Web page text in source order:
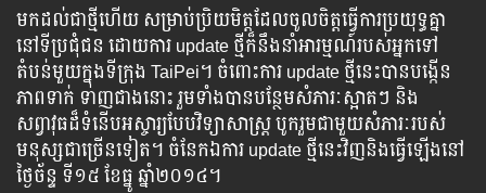
មកដល់ជាថ្មីហើយ សម្រាប់ប្រិយមិត្តដែលចូលចិត្តធ្វើការប្រយុទ្ធគ្នា​
នៅទី​ប្រជុំ​ជន​ ​ដោយ​ការ​ update ​ថ្មី​ក៏​នឹង​នាំ​អារម្មណ៍​របស់​អ្នក​ទៅ​
តំបន់​មួយ​ក្នុង​ទី​ក្រុង TaiPei។ ចំពោះ​​​​​​​​ការ​​​​​​ ​​update​ ​​​​​​ថ្មី​​​​​​នេះ​​​​​​បាន​​​​​​​បង្កើន​​​​​​​​
ភាព​​​​​​​​​​ទាក់​​​​​​ ទាញ​​​​​​​ជាង​​​​នោះ​​​ ​​រួម​​​ទាំង​​​​​​បាន​​​​​​​បន្ថែម​​​​សំភារៈ​​​​ស្អាត​​​ៗ​ ​​និង​​​​​
សព្វាវុធ​​​​ដ៏​​​​ទំនើប​​​​​​​អស្ចារ្យ​​​​បែប​វិទ្យាសាស្រ្ត​ បូក​រួម​ជា​មួយ​សំភារៈ​របស់​
មនុស្ស​ជា​​​​​​ច្រើន​​​​​ទៀត​​​។ ចំនែក​​​ឯ​​​ការ​ update​ ​​ថ្មី​​នេះ​​​​វិញ​​​​និង​​​​ធ្វើ​​​​ឡើង​​​នៅ​​
ថ្ងៃ​​ច័ន្ទ ​​ទី១៥ ខែធ្នូ ​ឆ្នាំ២០១៤​។